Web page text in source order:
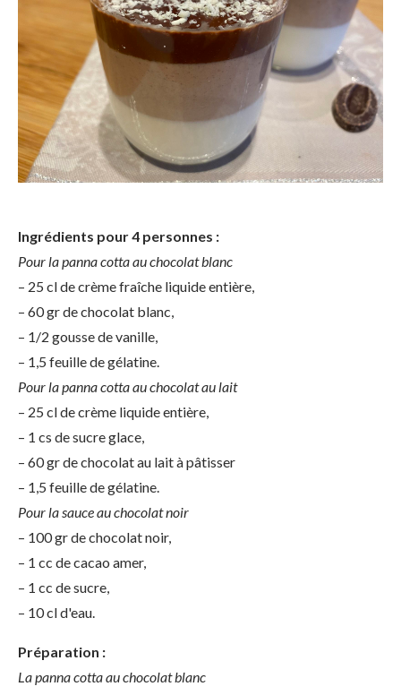
Ingrédients pour 4 personnes :
Pour la panna cotta au chocolat blanc
– 25 cl de crème fraîche liquide entière,
– 60 gr de chocolat blanc,
– 1/2 gousse de vanille,
– 1,5 feuille de gélatine.
Pour la panna cotta au chocolat au lait
– 25 cl de crème liquide entière,
– 1 cs de sucre glace,
– 60 gr de chocolat au lait à pâtisser
– 1,5 feuille de gélatine.
Pour la sauce au chocolat noir
– 100 gr de chocolat noir,
– 1 cc de cacao amer,
– 1 cc de sucre,
– 10 cl d'eau.
Préparation :
La panna cotta au chocolat blanc